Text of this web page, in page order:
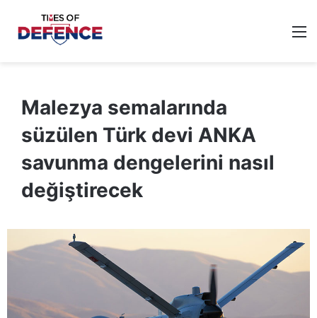
Malezya semalarında
süzülen Türk devi ANKA
savunma dengelerini nasıl
değiştirecek